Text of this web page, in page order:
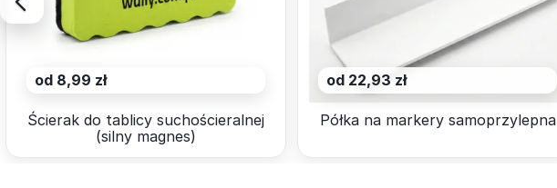
od 8,99 zł
Ścierak do tablicy suchościeralnej
(silny magnes)
od 22,93 zł
Półka na markery samoprzylepna